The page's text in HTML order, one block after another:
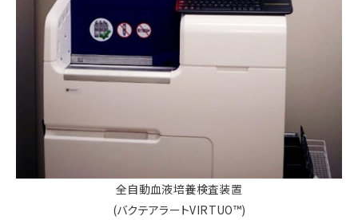
全自動血液培養検査装置
(バクテアラートVIRTUO™)